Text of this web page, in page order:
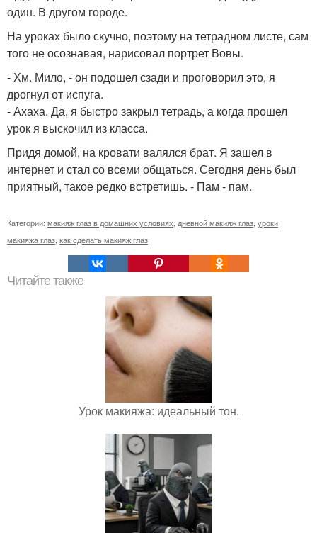
один. В другом городе.
На уроках было скучно, поэтому на тетрадном листе, сам
того не осознавая, нарисовал портрет Вовы.
- Хм. Мило, - он подошел сзади и проговорил это, я
дрогнул от испуга.
- Ахаха. Да, я быстро закрыл тетрадь, а когда прошел
урок я выскочил из класса.
Придя домой, на кровати валялся брат. Я зашел в
интернет и стал со всеми общаться. Сегодня день был
приятный, такое редко встретишь. - Пам - пам.
Категории: макияж глаз в домашних условиях дневной макияж глаз уроки
макияжа глаз как сделать макияж глаз
Читайте также
Урок макияжа: идеальный тон.